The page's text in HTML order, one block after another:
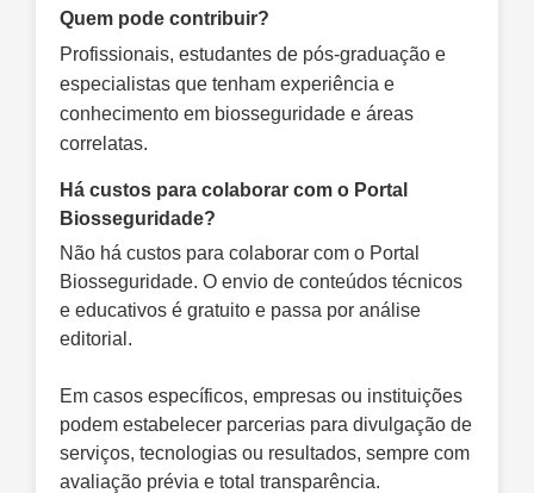
Quem pode contribuir?
Profissionais, estudantes de pós-graduação e
especialistas que tenham experiência e
conhecimento em biosseguridade e áreas
correlatas.
Há custos para colaborar com o Portal
Biosseguridade?
Não há custos para colaborar com o Portal
Biosseguridade. O envio de conteúdos técnicos
e educativos é gratuito e passa por análise
editorial.
Em casos específicos, empresas ou instituições
podem estabelecer parcerias para divulgação de
serviços, tecnologias ou resultados, sempre com
avaliação prévia e total transparência.